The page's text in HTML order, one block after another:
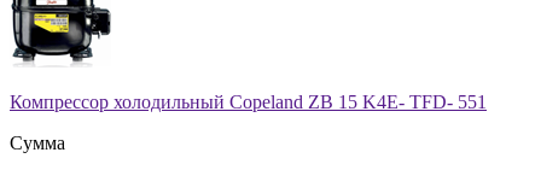
Компрессор холодильный Copeland ZB 15 K4E- TFD- 551
Сумма